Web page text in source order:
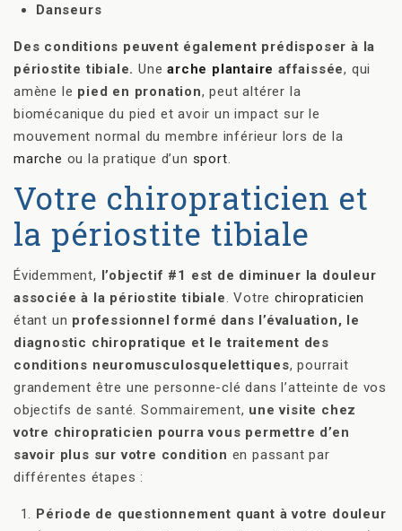
Danseurs
Des conditions peuvent également prédisposer à la
périostite tibiale. Unearche plantaire affaissée, qui
amène le pied en pronation, peut altérer la
biomécanique du pied et avoir un impact sur le
mouvement normal du membre inférieur lors de la
marche ou la pratique d’un sport.
Votre chiropraticien et
la périostite tibiale
Évidemment, l’objectif #1 est de diminuer la douleur
associée à la périostite tibiale. Votrechiropraticien
étant un professionnel formé dans l’évaluation, le
diagnostic chiropratique et le traitement des
conditions neuromusculosquelettiques, pourrait
grandement être une personne-clé dans l’atteinte de vos
objectifs de santé. Sommairement, une visite chez
votre chiropraticien pourra vous permettre d’en
savoir plus sur votre condition en passant par
différentes étapes :
Période de questionnement quant à votre douleur